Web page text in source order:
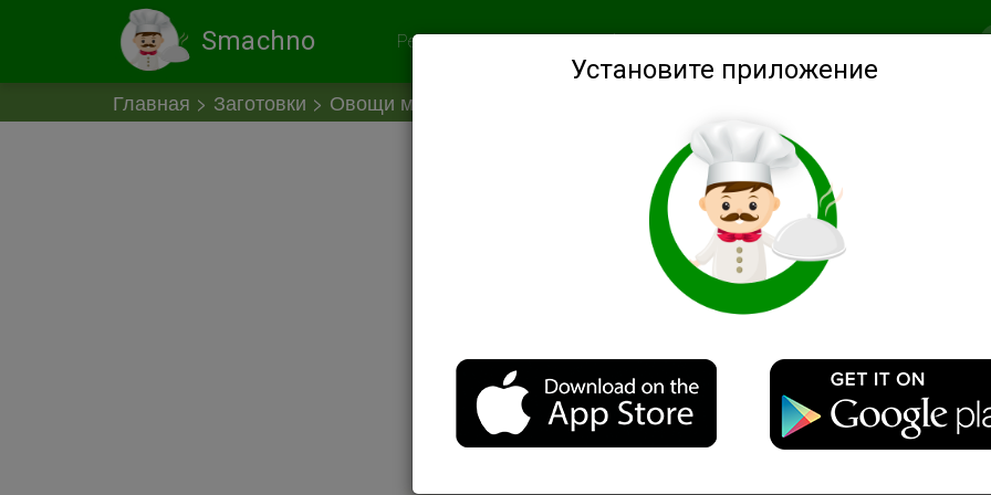
Smachno Рекомендованное Подобрать по ингредиентам Советы Войти
Главная Заготовки Овощи маринованные
Установите приложение
Описание